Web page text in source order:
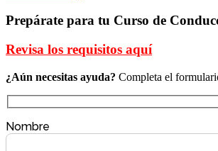
Prepárate para tu Curso de
Revisa los requisitos aquí
¿Aún necesitas ayuda? Completa el
Nombre